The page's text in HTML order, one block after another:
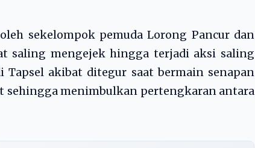
sekelompok pemuda Lorong Pancur dan
saling mengejek hingga terjadi aksi saling
akibat ditegur saat bermain senapan
sehingga menimbulkan pertengkaran antara